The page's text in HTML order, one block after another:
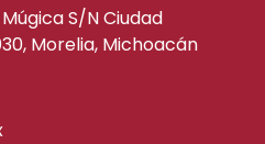
S/N Ciudad
Morelia, Michoacán